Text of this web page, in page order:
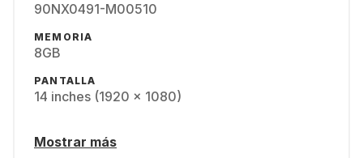
90NX0491-M00510
MEMORIA
8GB
PANTALLA
14 inches (1920 x 1080)
Mostrar más